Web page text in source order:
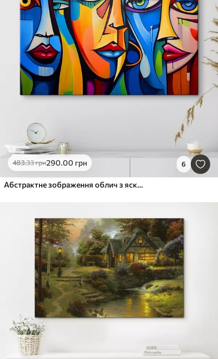
483.33грн290.00 грн 6
Абстрактне зображення облич з яскравими геометричними формами